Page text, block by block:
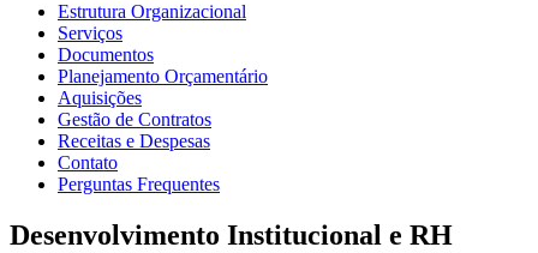
Estrutura Organizacional
Serviços
Documentos
Planejamento Orçamentário
Aquisições
Gestão de Contratos
Receitas e Despesas
Contato
Perguntas Frequentes
Desenvolvimento Institucional e RH